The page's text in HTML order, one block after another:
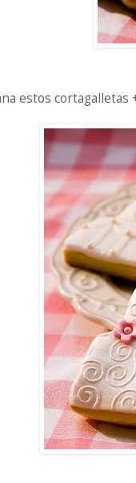
estos cortagalletas